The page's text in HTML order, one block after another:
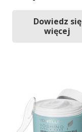
Dowiedz się
więcej